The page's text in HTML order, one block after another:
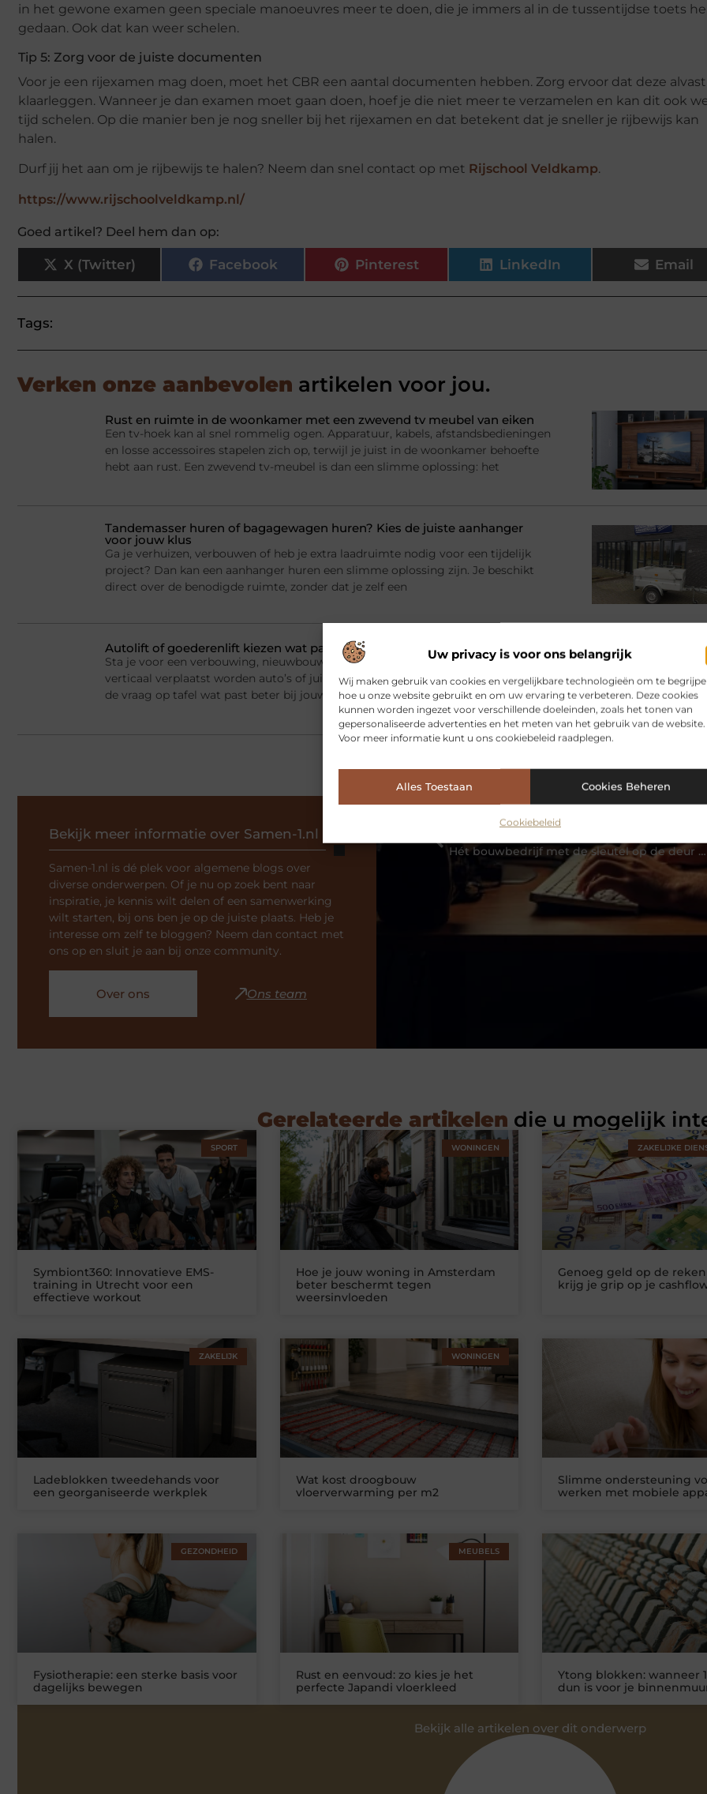
Uw privacy is voor ons belangrijk
Wij maken gebruik van cookies en vergelijkbare technologieën om te
hoe u onze website gebruikt en om uw ervaring te verbeteren. Deze cookies
kunnen worden ingezet voor verschillende doeleinden, zoals het tonen van
gepersonaliseerde advertenties en het meten van het gebruik van de website.
Voor meer informatie kunt u ons cookiebeleid raadplegen.
Alles Toestaan Cookies Beheren
Cookiebeleid
in het gewone examen geen speciale manoeuvres meer te doen, die je immers al in de tussentijdse toets
gedaan. Ook dat kan weer schelen.
Tip 5: Zorg voor de juiste documenten
Voor je een rijexamen mag doen, moet het CBR een aantal documenten hebben. Zorg ervoor dat deze alvast
klaarleggen. Wanneer je dan examen moet gaan doen, hoef je die niet meer te verzamelen en kan dit ook
tijd schelen. Op die manier ben je nog sneller bij het rijexamen en dat betekent dat je sneller je rijbewijs kan
halen.
Durf jij het aan om je rijbewijs te halen? Neem dan snel contact op met Rijschool Veldkamp.
https://www.rijschoolveldkamp.nl/
Goed artikel? Deel hem dan op:
X (Twitter) Facebook Pinterest LinkedIn Email
Tags:
Verken onze aanbevolen artikelen voor jou.
Rust en ruimte in de woonkamer met een zwevend tv meubel van eiken
Een tv-hoek kan al snel rommelig ogen. Apparatuur, kabels, afstandsbedieningen
en losse accessoires stapelen zich op, terwijl je juist in de woonkamer behoefte
hebt aan rust. Een zwevend tv-meubel is dan een slimme oplossing: het
Tandemasser huren of bagagewagen huren? Kies de juiste aanhanger
voor jouw klus
Ga je verhuizen, verbouwen of heb je extra laadruimte nodig voor een tijdelijk
project? Dan kan een aanhanger huren een slimme oplossing zijn. Je beschikt
direct over de benodigde ruimte, zonder dat je zelf een
Autolift of goederenlift kiezen wat past bij jouw gebouw en gebruik
Sta je voor een verbouwing, nieuwbouw of herinrichting en moet er iets
verticaal verplaatst worden auto’s of juist vracht en materialen Dan komt al snel
de vraag op tafel wat past beter bij jouw situatie
Bekijk meer informatie over Samen-1.nl
Samen-1.nl is dé plek voor algemene blogs over
diverse onderwerpen. Of je nu op zoek bent naar
inspiratie, je kennis wilt delen of een samenwerking
wilt starten, bij ons ben je op de juiste plaats. Heb je
interesse om zelf te bloggen? Neem dan contact met
ons op en sluit je aan bij onze community.
Over ons Ons team
VORIGE
Hét bouwbedrijf met de sleutel op de deur methode
Gerelateerde artikelen die u mogelijk
SPORT
Symbiont360: Innovatieve EMS-
training in Utrecht voor een
effectieve workout
WONINGEN
Hoe je jouw woning in Amsterdam
beter beschermt tegen
weersinvloeden
ZAKELIJKE
Genoeg geld op de
krijg je grip op je
ZAKELIJK
Ladeblokken tweedehands voor
een georganiseerde werkplek
WONINGEN
Wat kost droogbouw
vloerverwarming per m2
Slimme ondersteuning
werken met mobiele
GEZONDHEID
Fysiotherapie: een sterke basis voor
dagelijks bewegen
MEUBELS
Rust en eenvoud: zo kies je het
perfecte Japandi vloerkleed
Ytong blokken: wanneer
dun is voor je
Bekijk alle artikelen over dit onderwerp